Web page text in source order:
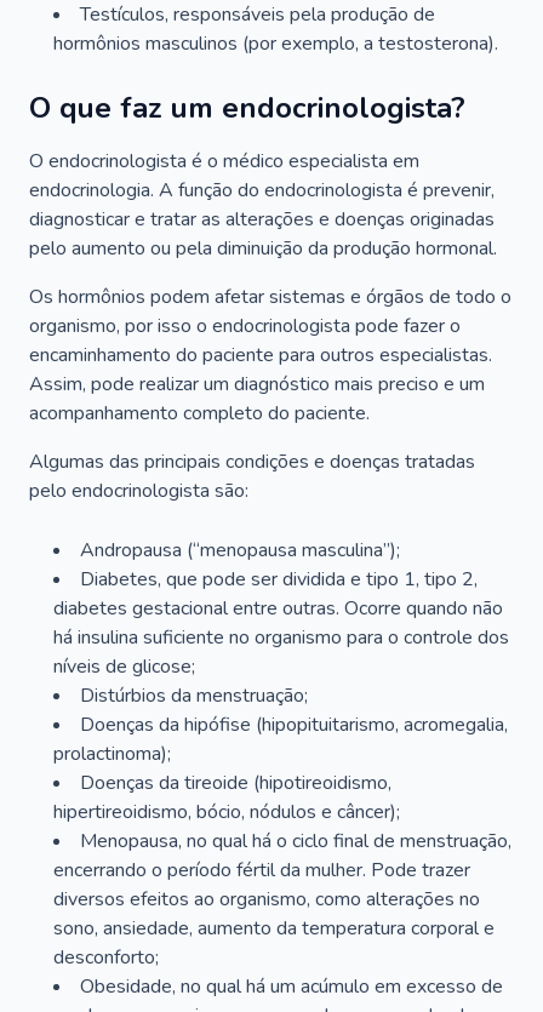
Testículos, responsáveis pela produção de
hormônios masculinos (por exemplo, a testosterona).
O que faz um endocrinologista?
O endocrinologista é o médico especialista em
endocrinologia. A função do endocrinologista é prevenir,
diagnosticar e tratar as alterações e doenças originadas
pelo aumento ou pela diminuição da produção hormonal.
Os hormônios podem afetar sistemas e órgãos de todo o
organismo, por isso o endocrinologista pode fazer o
encaminhamento do paciente para outros especialistas.
Assim, pode realizar um diagnóstico mais preciso e um
acompanhamento completo do paciente.
Algumas das principais condições e doenças tratadas
pelo endocrinologista são:
Andropausa (“menopausa masculina”);
Diabetes, que pode ser dividida e tipo 1, tipo 2,
diabetes gestacional entre outras. Ocorre quando não
há insulina suficiente no organismo para o controle dos
níveis de glicose;
Distúrbios da menstruação;
Doenças da hipófise (hipopituitarismo, acromegalia,
prolactinoma);
Doenças da tireoide (hipotireoidismo,
hipertireoidismo, bócio, nódulos e câncer);
Menopausa, no qual há o ciclo final de menstruação,
encerrando o período fértil da mulher. Pode trazer
diversos efeitos ao organismo, como alterações no
sono, ansiedade, aumento da temperatura corporal e
desconforto;
Obesidade, no qual há um acúmulo em excesso de